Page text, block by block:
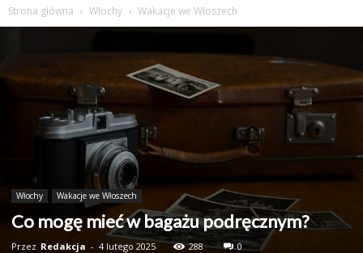
Strona główna Włochy Wakacje we Włoszech
Włochy Wakacje we Włoszech
Co mogę mieć w bagażu podręcznym?
Przez Redakcja - 4 lutego 2025 288 0